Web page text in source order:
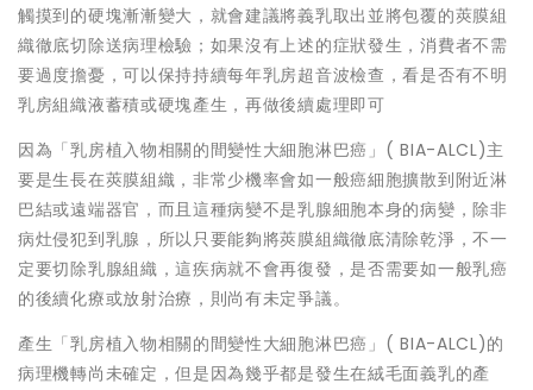
觸摸到的硬塊漸漸變大，就會建議將義乳取出並將包覆的莢膜組
織徹底切除送病理檢驗；如果沒有上述的症狀發生，消費者不需
要過度擔憂，可以保持持續每年乳房超音波檢查，看是否有不明
乳房組織液蓄積或硬塊產生，再做後續處理即可
因為「乳房植入物相關的間變性大細胞淋巴癌」( BIA-ALCL)主
要是生長在莢膜組織，非常少機率會如一般癌細胞擴散到附近淋
巴結或遠端器官，而且這種病變不是乳腺細胞本身的病變，除非
病灶侵犯到乳腺，所以只要能夠將莢膜組織徹底清除乾淨，不一
定要切除乳腺組織，這疾病就不會再復發，是否需要如一般乳癌
的後續化療或放射治療，則尚有未定爭議。
產生「乳房植入物相關的間變性大細胞淋巴癌」( BIA-ALCL)的
病理機轉尚未確定，但是因為幾乎都是發生在絨毛面義乳的產